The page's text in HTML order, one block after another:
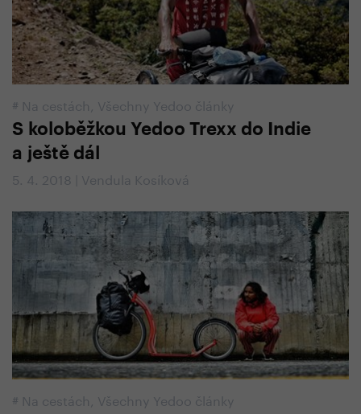
# Na cestách Všechny Yedoo články
S koloběžkou Yedoo Trexx do Indie
a ještě dál
5. 4. 2018 | Vendula Kosíková
# Na cestách Všechny Yedoo články